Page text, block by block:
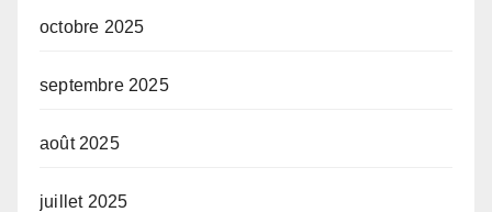
octobre 2025
septembre 2025
août 2025
juillet 2025